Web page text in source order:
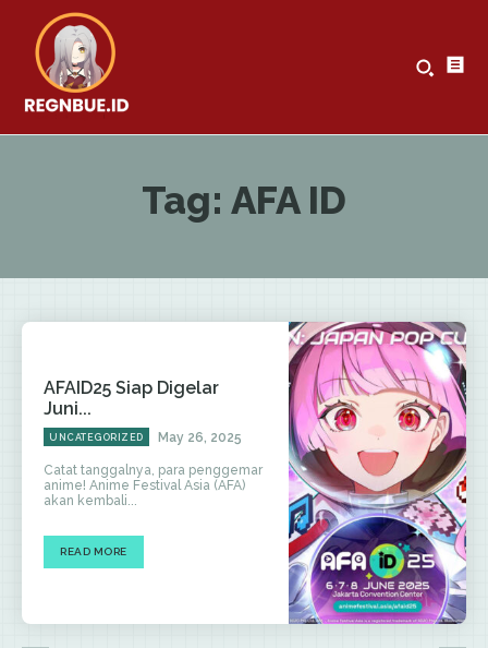
Tag: AFA ID
AFAID25 Siap Digelar
Juni...
UNCATEGORIZED May 26, 2025
Catat tanggalnya, para penggemar
anime! Anime Festival Asia (AFA)
akan kembali...
READ MORE